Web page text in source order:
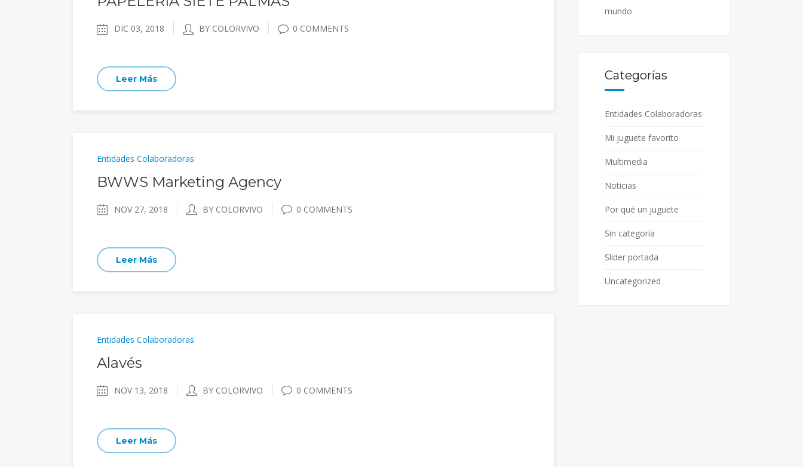
DIC 03, 2018 BY COLORVIVO 0 COMMENTS
Leer Más
Entidades Colaboradoras
BWWS Marketing Agency
NOV 27, 2018 BY COLORVIVO 0 COMMENTS
Leer Más
Entidades Colaboradoras
Alavés
NOV 13, 2018 BY COLORVIVO 0 COMMENTS
Leer Más
mundo
Categorías
Entidades Colaboradoras
Mi juguete favorito
Multimedia
Noticias
Por qué un juguete
Sin categoría
Slider portada
Uncategorized